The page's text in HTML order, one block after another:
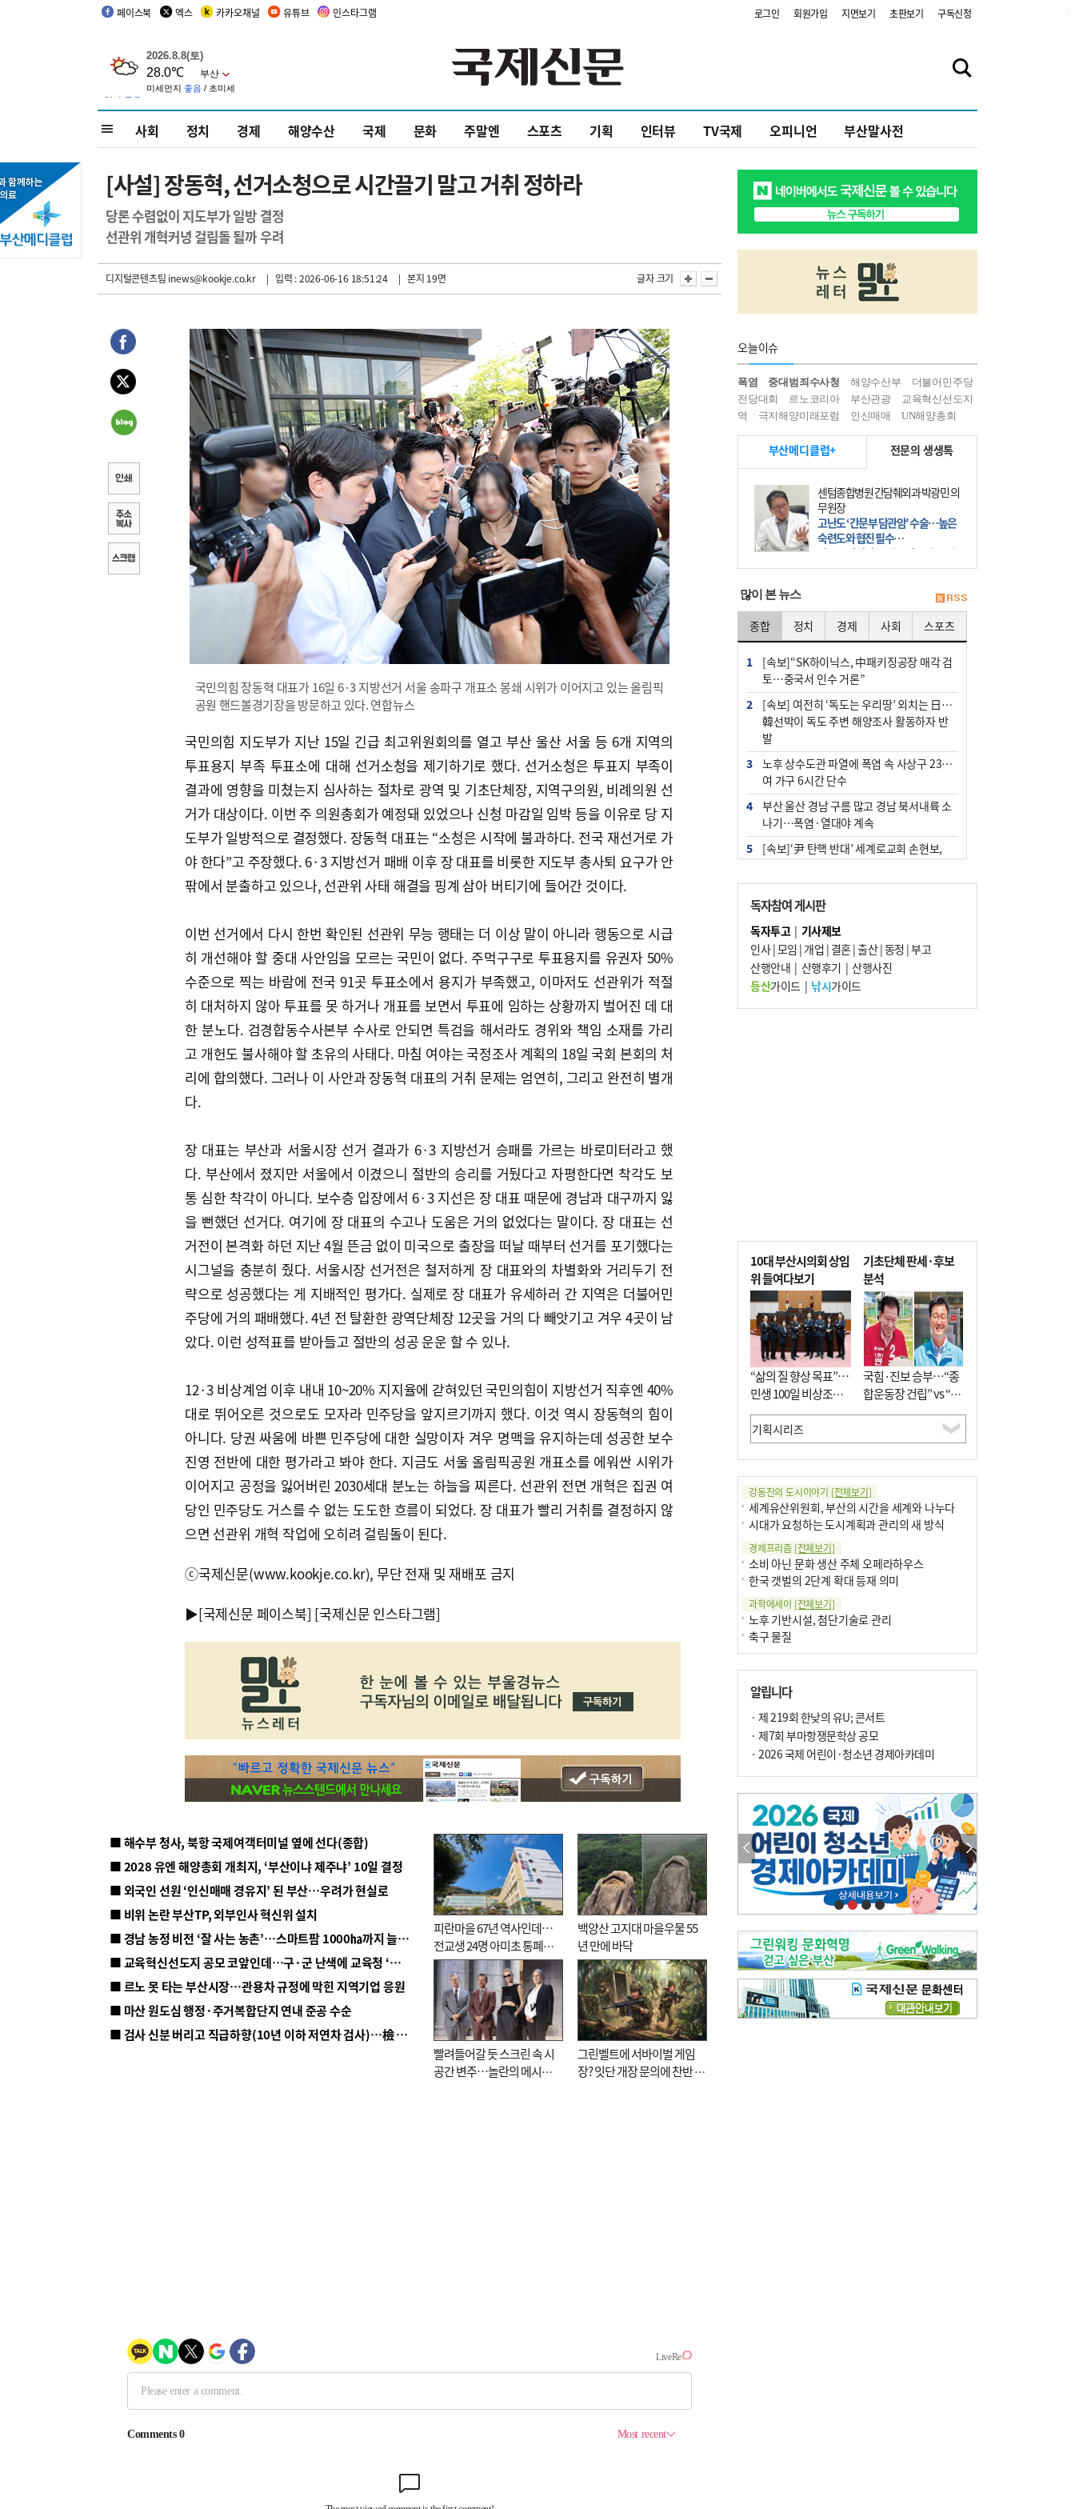
페이스북 엑스 카카오채널 유튜브 인스타그램 로그인 회원가입 지면보기 초판보기 구독신청
사회 정치 경제 해양수산 국제 문화 주말엔 스포츠 기획 인터뷰 TV국제 오피니언 부산말사전
[사설] 장동혁, 선거소청으로 시간끌기 말고 거취 정하라
당론 수렴없이 지도부가 일방 결정
선관위 개혁커녕 걸림돌 될까 우려
디지털콘텐츠팀 inews@kookje.co.kr | 입력 : 2026-06-16 18:51:24 | 본지 19면 글자 크기
국민의힘 장동혁 대표가 16일 6·3 지방선거 서울 송파구 개표소 봉쇄 시위가 이어지고 있는 올림픽
공원 핸드볼경기장을 방문하고 있다. 연합뉴스
국민의힘 지도부가 지난 15일 긴급 최고위원회의를 열고 부산 울산 서울 등 6개 지역의
투표용지 부족 투표소에 대해 선거소청을 제기하기로 했다. 선거소청은 투표지 부족이
결과에 영향을 미쳤는지 심사하는 절차로 광역 및 기초단체장, 지역구의원, 비례의원 선
거가 대상이다. 이번 주 의원총회가 예정돼 있었으나 신청 마감일 임박 등을 이유로 당 지
도부가 일방적으로 결정했다. 장동혁 대표는 “소청은 시작에 불과하다. 전국 재선거로 가
야 한다”고 주장했다. 6·3 지방선거 패배 이후 장 대표를 비롯한 지도부 총사퇴 요구가 안
팎에서 분출하고 있으나, 선관위 사태 해결을 핑계 삼아 버티기에 들어간 것이다.
이번 선거에서 다시 한번 확인된 선관위 무능 행태는 더 이상 말이 아니라 행동으로 시급
히 개선해야 할 중대 사안임을 모르는 국민이 없다. 주먹구구로 투표용지를 유권자 50%
수준으로 찍는 바람에 전국 91곳 투표소에서 용지가 부족했고, 이마저도 선관위가 적절
히 대처하지 않아 투표를 못 하거나 개표를 보면서 투표에 임하는 상황까지 벌어진 데 대
한 분노다. 검경합동수사본부 수사로 안되면 특검을 해서라도 경위와 책임 소재를 가리
고 개헌도 불사해야 할 초유의 사태다. 마침 여야는 국정조사 계획의 18일 국회 본회의 처
리에 합의했다. 그러나 이 사안과 장동혁 대표의 거취 문제는 엄연히, 그리고 완전히 별개
다.
장 대표는 부산과 서울시장 선거 결과가 6·3 지방선거 승패를 가르는 바로미터라고 했
다. 부산에서 졌지만 서울에서 이겼으니 절반의 승리를 거뒀다고 자평한다면 착각도 보
통 심한 착각이 아니다. 보수층 입장에서 6·3 지선은 장 대표 때문에 경남과 대구까지 잃
을 뻔했던 선거다. 여기에 장 대표의 수고나 도움은 거의 없었다는 말이다. 장 대표는 선
거전이 본격화 하던 지난 4월 뜬금 없이 미국으로 출장을 떠날 때부터 선거를 포기했다는
시그널을 충분히 줬다. 서울시장 선거전은 철저하게 장 대표와의 차별화와 거리두기 전
략으로 성공했다는 게 지배적인 평가다. 실제로 장 대표가 유세하러 간 지역은 더불어민
주당에 거의 패배했다. 4년 전 탈환한 광역단체장 12곳을 거의 다 빼앗기고 겨우 4곳이 남
았다. 이런 성적표를 받아들고 절반의 성공 운운 할 수 있나.
12·3 비상계엄 이후 내내 10~20% 지지율에 갇혀있던 국민의힘이 지방선거 직후엔 40%
대로 뛰어오른 것으로도 모자라 민주당을 앞지르기까지 했다. 이것 역시 장동혁의 힘이
아니다. 당권 싸움에 바쁜 민주당에 대한 실망이자 겨우 명맥을 유지하는데 성공한 보수
진영 전반에 대한 평가라고 봐야 한다. 지금도 서울 올림픽공원 개표소를 에워싼 시위가
이어지고 공정을 잃어버린 2030세대 분노는 하늘을 찌른다. 선관위 전면 개혁은 집권 여
당인 민주당도 거스를 수 없는 도도한 흐름이 되었다. 장 대표가 빨리 거취를 결정하지 않
으면 선관위 개혁 작업에 오히려 걸림돌이 된다.
ⓒ국제신문(www.kookje.co.kr), 무단 전재 및 재배포 금지
▶[국제신문 페이스북] [국제신문 인스타그램]
■ 해수부 청사, 북항 국제여객터미널 옆에 선다(종합)
■ 2028 유엔 해양총회 개최지, ‘부산이냐 제주냐’ 10일 결정
■ 외국인 선원 ‘인신매매 경유지’ 된 부산…우려가 현실로
■ 비위 논란 부산TP, 외부인사 혁신위 설치
■ 경남 농정 비전 ‘잘 사는 농촌’…스마트팜 1000㏊까지 늘린다
■ 교육혁신선도지 공모 코앞인데…구·군 난색에 교육청 ‘쩔쩔’
■ 르노 못 타는 부산시장…관용차 규정에 막힌 지역기업 응원
■ 마산 원도심 행정·주거복합단지 연내 준공 수순
■ 검사 신분 버리고 직급하향(10년 이하 저연차 검사)…檢 중수청행 기피
피란마을 67년 역사인데…
전교생 24명 아미초 통폐합
기로
백양산 고지대 마을우물 55
년 만에 바닥
빨려들어갈 듯 스크린 속 시
공간 변주…놀란의 메시지
그린벨트에 서바이벌 게임
장? 잇단 개장 문의에 찬반 논
오늘이슈
폭염 중대범죄수사청 해양수산부
더불어민주당
전당대회
르노코리아 부산관광
교육혁신선도지
역
극지해양미래포럼 인신매매 UN해양총회
부산메디클럽+ 전문의 생생톡
센텀종합병원 간담췌외과 박광민 의
무원장
고난도 ‘간문부 담관암’ 수술…높은
숙련도와 협진 필수
간문부 담관암(클라츠킨 종양)은 좌
우 간에서 나오는, 담관(담즙 배출 경
部)’에 생기는 악성 종양이다. 간동맥
문맥 림프절 담
많이 본 뉴스
종합 정치 경제 사회 스포츠
1
[속보]“SK하이닉스, 中패키징공장 매각 검
토…중국서 인수 거론”
2
[속보] 여전히 ‘독도는 우리땅’ 외치는 日…
韓선박이 독도 주변 해양조사 활동하자 반
발
3
노후 상수도관 파열에 폭염 속 사상구 2300
여 가구 6시간 단수
4
부산 울산 경남 구름 많고 경남 북서내륙 소
나기…폭염·열대야 계속
5
[속보]‘尹 탄핵 반대’ 세계로교회 손현보,
군사기밀 유출자 색출 지시
7
부산 주유소 휘발유 평균가 ℓ당 1849원…
전주보다 3원 ↓
8
[속보] ‘심판 성접대’ 논란 축구협회 공식 사
과…“현재는 부적절 행위 없어”
독자참여 게시판
독자투고| 기사제보
인사|모임 | 개업 | 결혼|출산|동정 |부고
산행안내 | 산행후기 | 산행사진
등산가이드| 낚시가이드
10대 부산시의회 상임
위 들여다보기
“삶의 질 향상 목표”…
민생 100일 비상조치
면밀 심사
기초단체 판세·후보
분석
국힘·진보 승부…“종
합운동장 건립” vs “출
근 공공버스 도입”
강동진의 도시이야기 [전체보기]
세계유산위원회, 부산의 시간을 세계와 나누다
시대가 요청하는 도시계획과 관리의 새 방식
경제프리즘 [전체보기]
소비 아닌 문화 생산 주체 오페라하우스
한국 갯벌의 2단계 확대 등재 의미
과학에세이 [전체보기]
노후 기반시설, 첨단기술로 관리
축구 물질
부정선거
선관위와 尹의 ‘0점 답안’
기고[전체보기]
환자의 희망, 헌혈의 힘
대학과 지역 ‘연결’이 지역혁신이다
엘리트 자평해온 市 공무원…생중계 회의서 능력 입증을
김준희의 클래식 인사이트[전체보기]
여름날의 애상, 왈츠
빛나는 꿈의 계절, 4월의 노래
김지윤의 우리음악 이야기[전체보기]
세종시대 음악이 전해진 이유
영산회상, 불교음악에서 풍류음악으로
뉴스와 현장[전체보기]
‘800조 투자’ 희비 가른 재생에너지
뜨거워지는 바다, 북쪽으로 열리는 항로
데스크시각[전체보기]
물은 행정구역 경계를 따라 흐르지 않는다
알립니다
· 제 219회 한낮의 유U; 콘서트
· 제7회 부마항쟁문학상 공모
· 2026 국제 어린이·청소년 경제아카데미